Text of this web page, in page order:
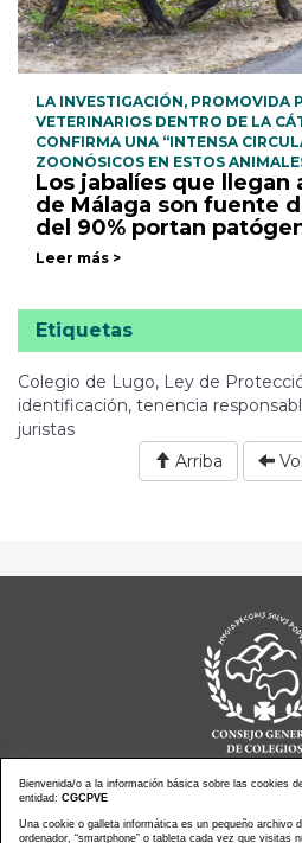
LA INVESTIGACIÓN, PROMOVIDA
VETERINARIOS DENTRO DE LA
CONFIRMA UNA “INTENSA
ZOONÓSICOS EN ESTOS
Los jabalíes que llegan
de Málaga son fuente
del 90% portan
Leer más >
Etiquetas
Colegio de Lugo, Ley de
identificación, tenencia
juristas
Arriba
Noticias actualidad
Bienvenida/o a la información básica sobre las cookies
entidad: CGCPVE
Una cookie o galleta informática es un pequeño archivo
ordenador, “smartphone” o tableta cada vez que visitas